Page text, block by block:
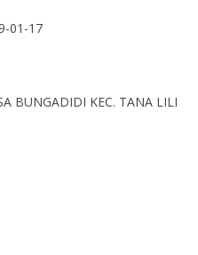
01-17
BUNGADIDI KEC. TANA LILI